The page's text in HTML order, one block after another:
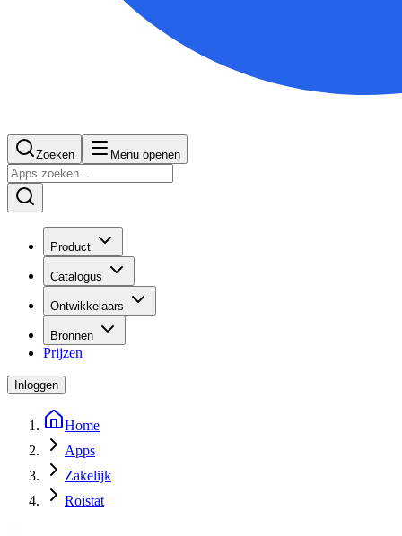
Zoeken Menu openen
Product
Catalogus
Ontwikkelaars
Bronnen
Prijzen
Inloggen
Home
Apps
Zakelijk
Roistat